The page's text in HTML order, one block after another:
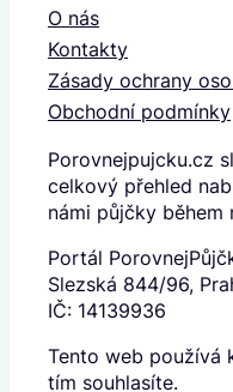
O nás
Kontakty
Zásady ochrany
Obchodní podmínky
Porovnejpujcku.cz
celkový přehled
námi půjčky během
Portál
Slezská 844/96,
IČ: 14139936
Tento web používá
tím souhlasíte.